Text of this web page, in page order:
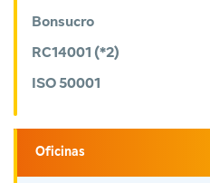
Bonsucro
RC14001 (*2)
ISO 50001
Oficinas